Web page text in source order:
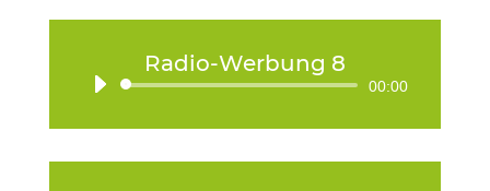
Radio-Werbung 8
Audio-
00:00